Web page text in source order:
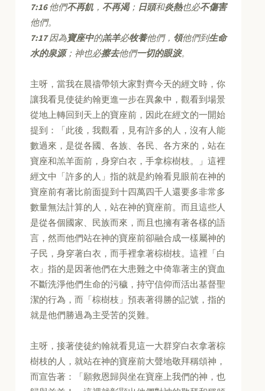
7:16他們不再飢 ， 不再渴； 日頭和炎熱也必不傷害
他們。
7:17因為寶座中的羔羊必牧養他們， 領他們到生命
水的泉源；神也必擦去他們一切的眼淚。
主呀，當我在晨禱帶領大家對齊今天的經文時，你
讓我看見使徒約翰更進一步在異象中，觀看到場景
從地上轉回到天上的寶座前，因此在經文的一開始
提到：「此後，我觀看，見有許多的人，沒有人能
數過來，是從各國、各族、各民、各方來的，站在
寶座和羔羊面前，身穿白衣，手拿棕樹枝。」這裡
經文中「許多的人」指的就是約翰看見眼前在神的
寶座前有著比前面提到十四萬四千人還要多非常多
數量無法計算的人，站在神的寶座前。而且這些人
是從各個國家、民族而來，而且也擁有著各樣的語
言，然而他們站在神的寶座前卻融合成一樣屬神的
子民，身穿著白衣，而手裡拿著棕樹枝。這裡「白
衣」指的是因著他們在大患難之中倚靠著主的寶血
不斷洗淨他們生命的污穢，持守信仰而活出基督聖
潔的行為，而「棕樹枝」預表著得勝的記號，指的
就是他們勝過為主受苦的災難。
主呀，接著使徒約翰就看見這一大群穿白衣拿著棕
樹枝的人，就站在神的寶座前大聲地敬拜稱頌神，
而宣告著：「願救恩歸與坐在寶座上我們的神，也